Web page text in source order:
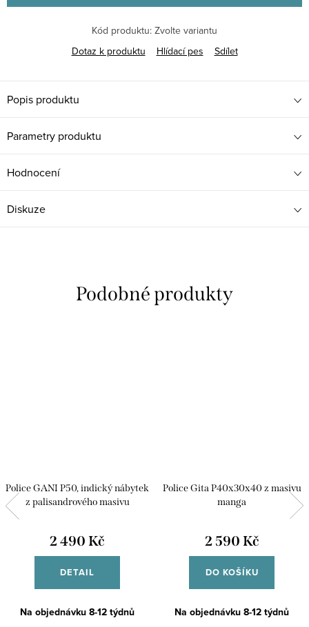
Kód produktu: Zvolte variantu
Dotaz k produktu
Hlídací pes Sdílet
Popis produktu
Parametry produktu
Hodnocení
Diskuze
Police GANI P50, indický nábytek
z palisandrového masivu
2 490 Kč
DETAIL
Na objednávku 8-12 týdnů
Police Gita P40x30x40 z masivu
manga
2 590 Kč
DO KOŠÍKU
Na objednávku 8-12 týdnů